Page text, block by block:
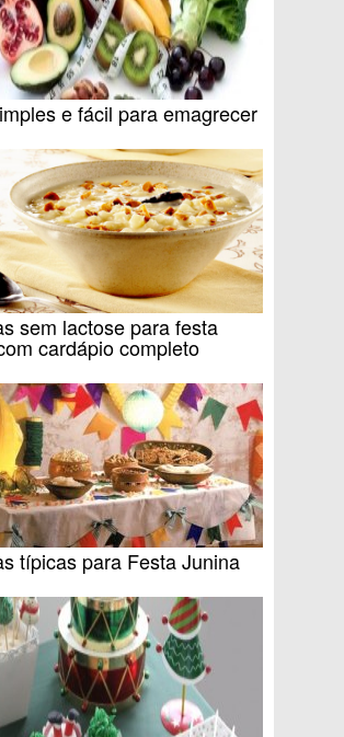
e fácil para emagrecer
sem lactose para festa
cardápio completo
típicas para Festa Junina